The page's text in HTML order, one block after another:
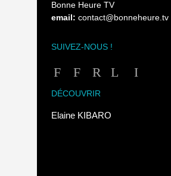
Bonne Heure TV
email: contact@bonneheure.tv
SUIVEZ-NOUS !
DÉCOUVRIR
Elaine KIBARO